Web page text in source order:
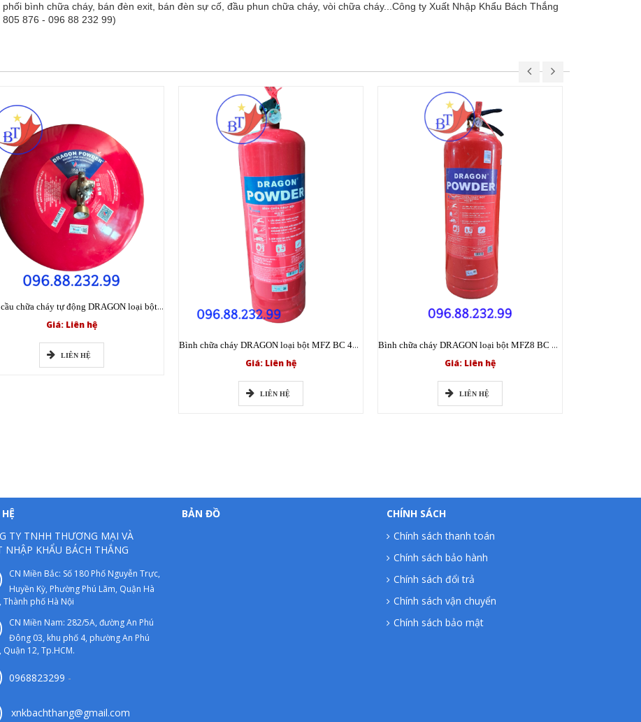
phối bình chữa cháy, bán đèn exit, bán đèn sự cố, đầu phun chữa cháy, vòi chữa cháy...Công ty Xuất Nhập Khẩu Bách Thắng
805 876 - 096 88 232 99)
Bình cầu chữa cháy tự động DRAGON loại bột XZFT8 ABC 8kg có tem kiểm định
Giá: Liên hệ
LIÊN HỆ
Bình chữa cháy DRAGON loại bột MFZ BC 4kg có tem kiểm định
Giá: Liên hệ
LIÊN HỆ
Bình chữa cháy DRAGON loại bột MFZ8 BC 8kg có tem kiểm định
Giá: Liên hệ
LIÊN HỆ
TY TNHH THƯƠNG MẠI VÀ
NHẬP KHẨU BÁCH THẮNG
CN Miền Bắc: Số 180 Phố Nguyễn Trực,
Huyền Kỳ, Phường Phú Lãm, Quận Hà
phố Hà Nội
CN Miền Nam: 282/5A, đường An Phú
Đông 03, khu phố 4, phường An Phú
12, Tp.HCM.
0968823299 -
xnkbachthang@gmail.com
BẢN ĐỒ
CHÍNH SÁCH
Chính sách thanh toán
Chính sách bảo hành
Chính sách đổi trả
Chính sách vận chuyển
Chính sách bảo mật